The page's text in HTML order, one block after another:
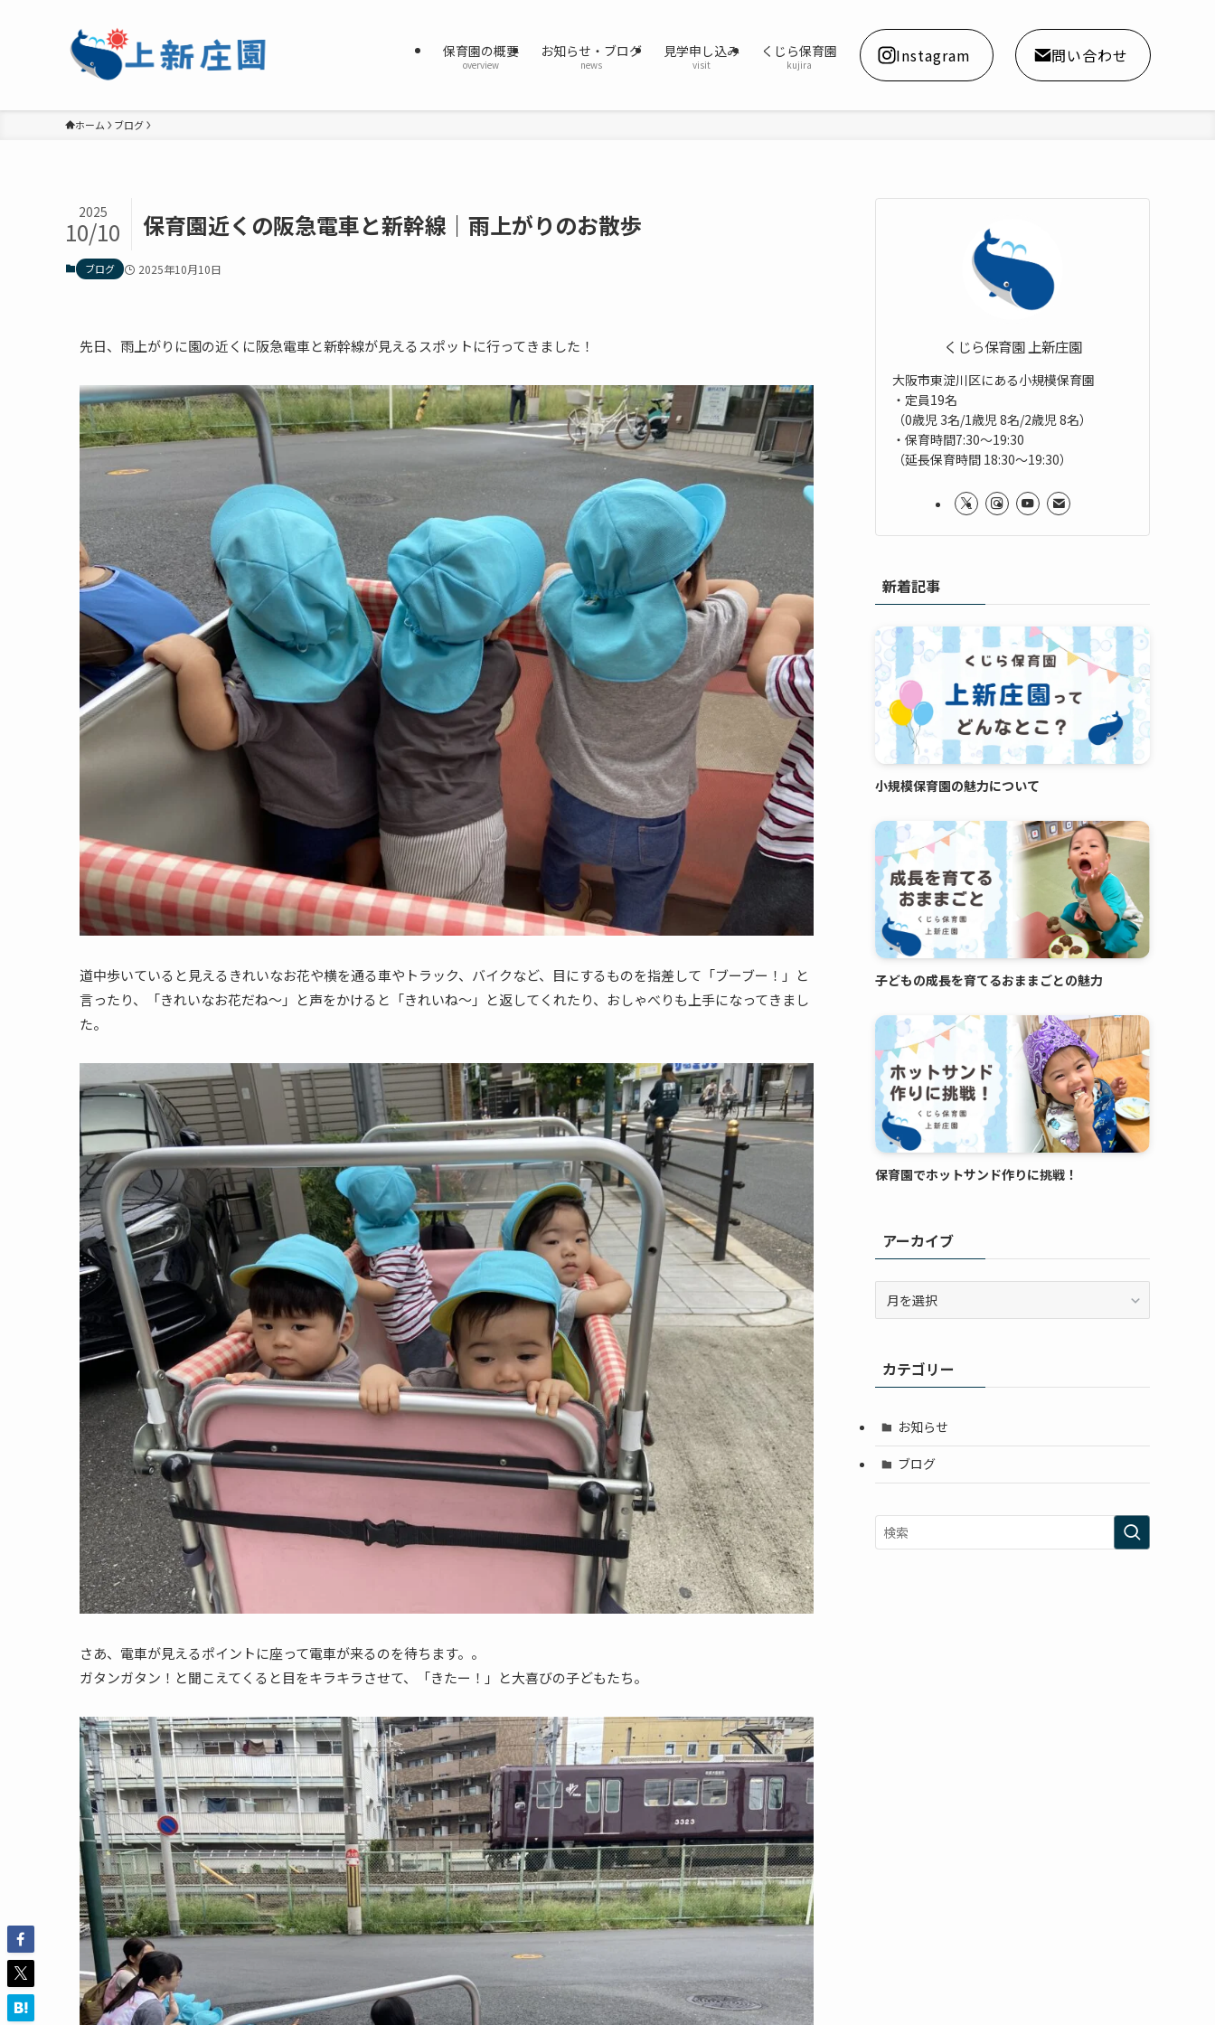
保育園の概要
overview
お知らせ・ブログ
news
見学申し込み
visit
くじら保育園
kujira Instagram 問い合わせ
ホーム ブログ
保育園近くの阪急電車と新幹線｜雨上がりのお散歩
2025
10/10
ブログ 2025年10月10日
先日、雨上がりに園の近くに阪急電車と新幹線が見えるスポットに行ってきました！
道中歩いていると見えるきれいなお花や横を通る車やトラック、バイクなど、目にするものを指差して「ブーブー！」と
言ったり、「きれいなお花だね〜」と声をかけると「きれいね〜」と返してくれたり、おしゃべりも上手になってきまし
た。
さあ、電車が見えるポイントに座って電車が来るのを待ちます。。
ガタンガタン！と聞こえてくると目をキラキラさせて、「きたー！」と大喜びの子どもたち。
くじら保育園 上新庄園
大阪市東淀川区にある小規模保育園
・定員19名
（0歳児 3名/1歳児 8名/2歳児 8名）
・保育時間7:30～19:30
（延長保育時間 18:30～19:30）
新着記事
小規模保育園の魅力について
子どもの成長を育てるおままごとの魅力
保育園でホットサンド作りに挑戦！
アーカイブ
ブカテゴリー
お知らせ
ブログ